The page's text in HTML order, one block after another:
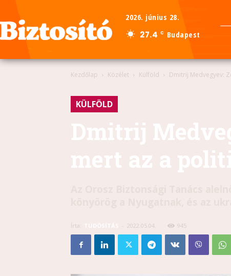
2026. június 28.
27.4 C Budapest
Kezdőlap Közélet Külföld Dmitrij Medvegyev:
KÜLFÖLD
Írta: - 2022.05.04. 945